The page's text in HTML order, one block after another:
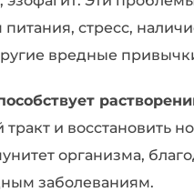
стресс,
вредные
и восстановить
организма,
заболеваниям.